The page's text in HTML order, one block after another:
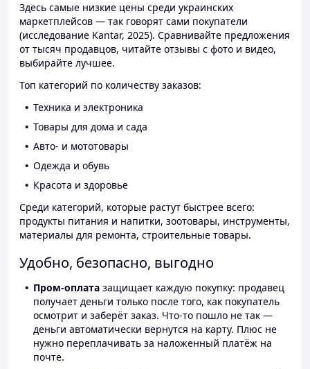
Здесь самые низкие цены среди украинских
маркетплейсов — так говорят сами покупатели
(исследование Kantar, 2025). Сравнивайте предложения
от тысяч продавцов, читайте отзывы с фото и видео,
выбирайте лучшее.
Топ категорий по количеству заказов:
Техника и электроника
Товары для дома и сада
Авто- и мототовары
Одежда и обувь
Красота и здоровье
Среди категорий, которые растут быстрее всего:
продукты питания и напитки, зоотовары, инструменты,
материалы для ремонта, строительные товары.
Удобно, безопасно, выгодно
Пром-оплата защищает каждую покупку: продавец
получает деньги только после того, как покупатель
осмотрит и заберёт заказ. Что-то пошло не так —
деньги автоматически вернутся на карту. Плюс не
нужно переплачивать за наложенный платёж на
почте.